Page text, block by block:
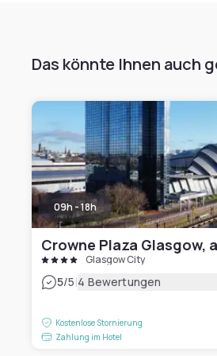
Das könnte Ihnen auch
09h - 18h
Crowne Plaza Glasgow,
Glasgow City
5/5|4 Bewertungen
Kostenlose Stornierung
Zahlung im Hotel